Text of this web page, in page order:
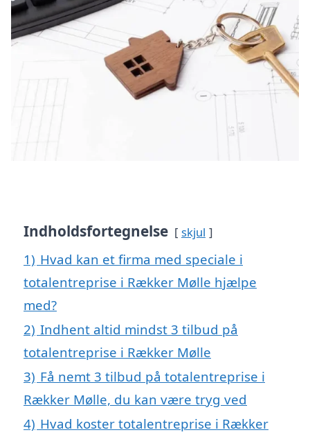
Indholdsfortegnelse skjul
1) Hvad kan et firma med speciale i
totalentreprise i Rækker Mølle hjælpe
med?
2) Indhent altid mindst 3 tilbud på
totalentreprise i Rækker Mølle
3) Få nemt 3 tilbud på totalentreprise i
Rækker Mølle, du kan være tryg ved
4) Hvad koster totalentreprise i Rækker